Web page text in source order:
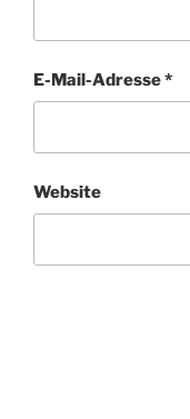
E-Mail-Adresse*
Website